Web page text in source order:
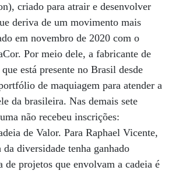
criado para atrair e desenvolver
deriva de um movimento mais
em novembro de 2020 com o
Por meio dele, a fabricante de
está presente no Brasil desde
de maquiagem para atender a
da brasileira. Nas demais sete
não recebeu inscrições:
de Valor. Para Raphael Vicente,
da diversidade tenha ganhado
de projetos que envolvam a cadeia é